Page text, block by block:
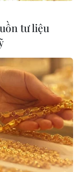
tư liệu